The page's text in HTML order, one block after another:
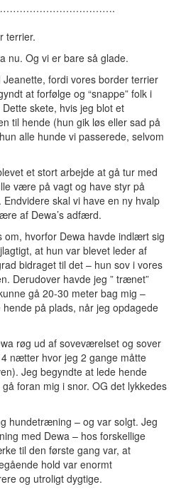
terrier.
nu. Og vi er bare så glade.
fordi vores border terrier
at forfølge og “snappe” folk i
skete, hvis jeg blot et
til hende (hun gik løs eller sad på
alle hunde vi passerede, selvom
et stort arbejde at gå tur med
være på vagt og have styr på
skal vi have en ny hvalp
af Dewa’s adfærd.
om, hvorfor Dewa havde indlært sig
at hun var blevet leder af
bidraget til det – hun sov i vores
Derudover havde jeg ” trænet”
gå 20-30 meter bag mig –
på plads, når jeg opdagede
røg ud af soveværelset og sover
nætter hvor jeg 2 gange måtte
Jeg begyndte at lede hende
foran mig i snor. OG det lykkedes
hundetræning – og var solgt. Jeg
med Dewa – hos forskellige
til den første gang var, at
hold var enormt
og utroligt dygtige.